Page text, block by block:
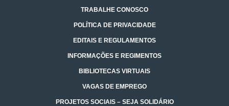
TRABALHE CONOSCO
POLÍTICA DE PRIVACIDADE
EDITAIS E REGULAMENTOS
INFORMAÇÕES E REGIMENTOS
BIBLIOTECAS VIRTUAIS
VAGAS DE EMPREGO
PROJETOS SOCIAIS – SEJA SOLIDÁRIO